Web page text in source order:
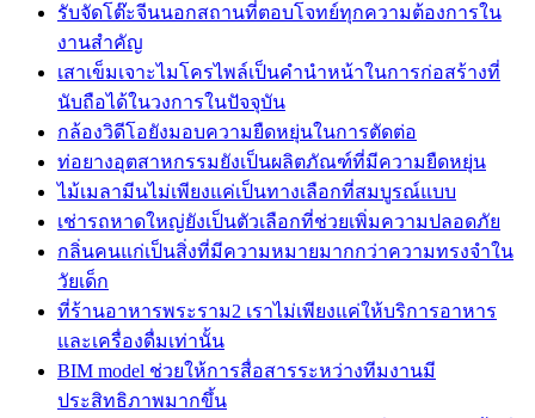
รับจัดโต๊ะจีนนอกสถานที่ตอบโจทย์ทุกความต้องการใน
งานสำคัญ
เสาเข็มเจาะไมโครไพล์เป็นคำนำหน้าในการก่อสร้างที่
นับถือได้ในวงการในปัจจุบัน
กล้องวิดีโอยังมอบความยืดหยุ่นในการตัดต่อ
ท่อยางอุตสาหกรรมยังเป็นผลิตภัณฑ์ที่มีความยืดหยุ่น
ไม้เมลามีนไม่เพียงแค่เป็นทางเลือกที่สมบูรณ์แบบ
เช่ารถหาดใหญ่ยังเป็นตัวเลือกที่ช่วยเพิ่มความปลอดภัย
กลิ่นคนแก่เป็นสิ่งที่มีความหมายมากกว่าความทรงจำใน
วัยเด็ก
ที่ร้านอาหารพระราม2 เราไม่เพียงแค่ให้บริการอาหาร
และเครื่องดื่มเท่านั้น
BIM model ช่วยให้การสื่อสารระหว่างทีมงานมี
ประสิทธิภาพมากขึ้น